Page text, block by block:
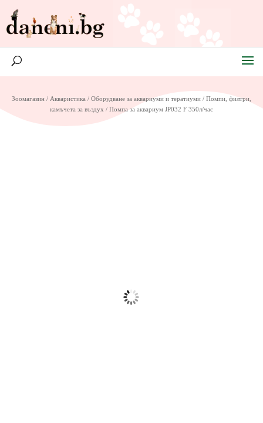
Зоомагазин/ Акваристика / Оборудване за аквариуми и тератиуми/ Помпи, филтри,
камъчета за въздух / Помпа за аквариум JP032 F 350л/час